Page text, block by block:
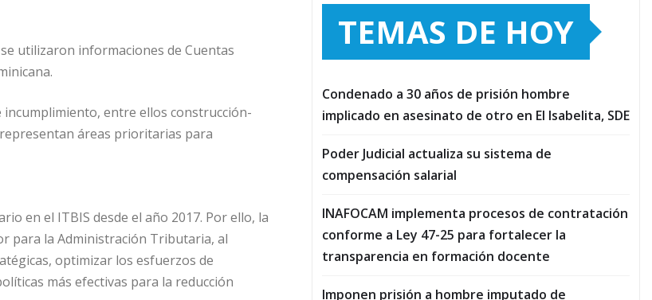
utilizaron informaciones de Cuentas
incumplimiento, entre ellos construcción-
áreas prioritarias para
en el ITBIS desde el año 2017. Por ello, la
para la Administración Tributaria, al
optimizar los esfuerzos de
más efectivas para la reducción
TEMAS DE HOY
Condenado a 30 años de prisión hombre
implicado en asesinato de otro en El Isabelita, SDE
Poder Judicial actualiza su sistema de
compensación salarial
INAFOCAM implementa procesos de contratación
conforme a Ley 47-25 para fortalecer la
transparencia en formación docente
Imponen prisión a hombre imputado de